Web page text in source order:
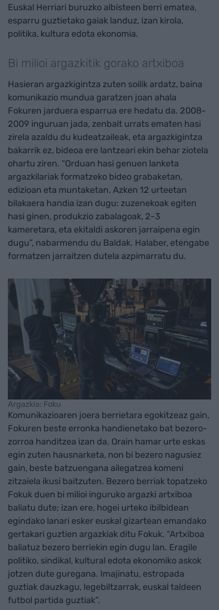
Euskal Herriari buruzko albisteen berri ematea,
esparru guztietako gaiak landuz, izan kirola,
politika, kultura edota ekonomia.
Bi milioi argazkitik gorako artxiboa
Hasieran argazkigintza zuten soilik ardatz, baina
komunikazio mundua garatzen joan ahala
Fokuren jarduera esparrua ere hedatu da. 2008-
2009 inguruan jada, zenbait urrats ematen hasi
zirela azaldu du kudeatzaileak, eta argazkigintza
bakarrik ez, bideoa ere lantzeari ekin behar ziotela
ohartu ziren. “Orduan hasi genuen lanketa
argazkilariak formatzeko bideo grabaketan,
edizioan eta muntaketan. Azken 12 urteetan
bilakaera handia izan dugu: zuzenekoak egiten
hasi ginen, produkzio zabalagoak, 2-3
kameretara, eta ekitaldi askoren jarraipena egin
dugu”, nabarmendu du Baldak. Halaber, etengabe
formatzen jarraitzen dutela azpimarratu du.
Argazkia: Foku
Komunikazioaren joera berrietara egokitzeaz gain,
Fokuren beste erronka handienetako bat bezero-
zorroa handitzea izan da. Orain hamar urte eskas
egin zuten hausnarketa, non bi bezero nagusiez
gain, beste batzuengana ailegatzea komeni
zitzaiela ikusi baitzuten. Bezero berriak topatzeko
Fokuk duen bi milioi inguruko argazki artxiboa
baliatu dute; izan ere, hogei urteko ibilbidean
egindako lanari esker euskal gizartean emandako
gertakari guztien argazkiak ditu Fokuk. “Artxiboa
baliatuz bezero berriekin egin dugu lan. Eragile
politiko, sindikal, kultural edota ekonomiko askok
jotzen dute guregana. Imajinatu, estropada
guztiak dauzkagu, legebiltzarrak, euskal taldeen
futbol partida guztiak”.